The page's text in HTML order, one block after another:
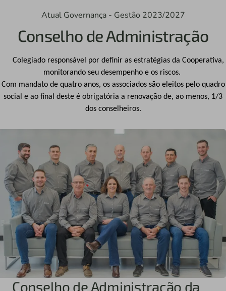
Atual Governança - Gestão 2023/2027
Conselho de Administração
Colegiado responsável por definir as estratégias da Cooperativa,
monitorando seu desempenho e os riscos.
Com mandato de quatro anos, os associados são eleitos pelo quadro
social e ao final deste é obrigatória a renovação de, ao menos, 1/3
dos conselheiros.
Conselho de Administração da